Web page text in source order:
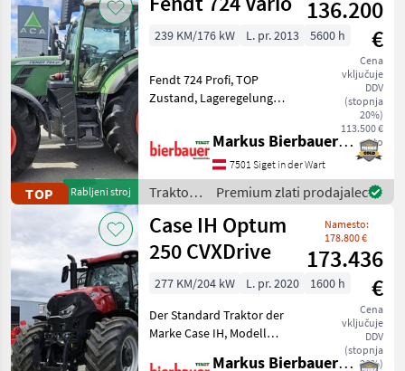
TOP Rabljeni stroj
136.200
€
Cena
vključuje
DDV
(stopnja
20%)
113.500 €
neto
239 KM/176 kW L. pr. 2013 5600 h
Fendt 724 Profi, TOP
Zustand, Lageregelung
Klimaautomatik, Druckluft,
152 Liter Pumpe, pogon:
štirikolesni pogon,
brezstopenjski menjalnik,
platform
Markus Bierbauer GmbH
7501 Siget in der Wart
Traktor /
Fendt
Premium zlati prodajalec
Case IH Optum
250 CVXDrive
Namesto:
178.800 €
173.436
€
Cena
vključuje
DDV
(stopnja
20%)
277 KM/204 kW L. pr. 2020
1600 h
Der Standard Traktor der
Marke Case IH, Modell
Markus Bierbauer GmbH